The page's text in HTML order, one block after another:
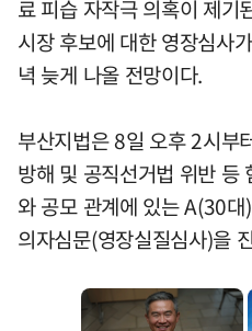
료 피습 자작극 의혹이 제기
시장 후보에 대한 영장심사
녁 늦게 나올 전망이다.
부산지법은 8일 오후 2시부
방해 및 공직선거법 위반 등
와 공모 관계에 있는 A(30
의자심문(영장실질심사)을